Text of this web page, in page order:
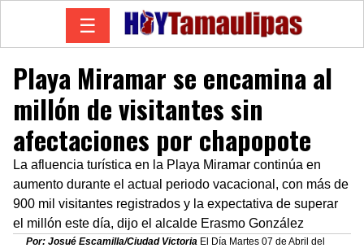
☰
Playa Miramar se encamina al
millón de visitantes sin
afectaciones por chapopote
La afluencia turística en la Playa Miramar continúa en
aumento durante el actual periodo vacacional, con más de
900 mil visitantes registrados y la expectativa de superar
el millón este día, dijo el alcalde Erasmo González
Por: Josué Escamilla/Ciudad Victoria El Día Martes 07 de Abril del